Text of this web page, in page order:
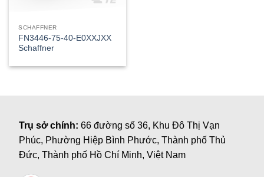
SCHAFFNER
FN3446-75-40-E0XXJXX
Schaffner
Trụ sở chính:66 đường số 36, Khu Đô Thị Vạn
Phúc, Phường Hiệp Bình Phước, Thành phố Thủ
Đức, Thành phố Hồ Chí Minh, Việt Nam